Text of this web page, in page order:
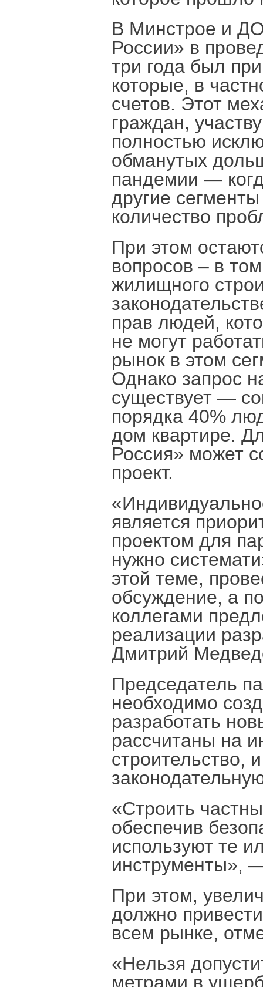
В Минстрое и
России» в
три года был
которые, в
счетов. Этот
граждан,
полностью
обманутых
пандемии —
другие
количество
При этом
вопросов – в
жилищного
прав людей,
не могут
рынок в этом
Однако запрос
существует —
порядка 40%
дом квартире.
Россия» может
проект.
является
проектом для
нужно
этой теме,
обсуждение, а
коллегами
реализации
Дмитрий
Председатель
необходимо
разработать
рассчитаны на
строительство,
«Строить
обеспечив
используют те
инструменты»,
При этом,
должно
всем рынке,
«Нельзя
метрами в ущерб